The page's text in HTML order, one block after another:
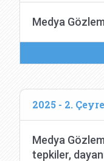
Medya
2025 - 2.
Medya
tepkiler,